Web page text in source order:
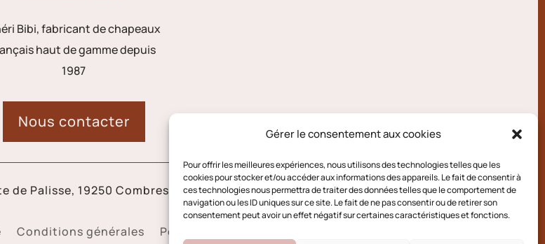
Gérer le consentement aux cookies
Pour offrir les meilleures expériences, nous utilisons des technologies telles que les
cookies pour stocker et/ou accéder aux informations des appareils. Le fait de consentir à
ces technologies nous permettra de traiter des données telles que le comportement de
navigation ou les ID uniques sur ce site. Le fait de ne pas consentir ou de retirer son
consentement peut avoir un effet négatif sur certaines caractéristiques et fonctions.
Bibi, fabricant de chapeaux
haut de gamme depuis
1987
Nous contacter
de Palisse, 19250 Combressol
Conditions générales Politique de cookies (UE)